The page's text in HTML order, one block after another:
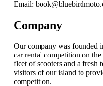
Email:
Company
Our company was founded
car rental competition on
fleet of scooters and a fresh
visitors of our island to
competition.